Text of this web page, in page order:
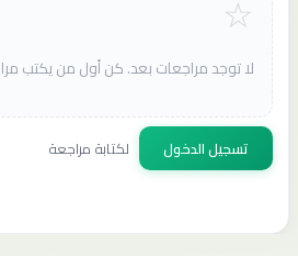
لا توجد مراجعات بعد. كن أول من يكتب
تسجيل الدخول لكتابة مراجعة